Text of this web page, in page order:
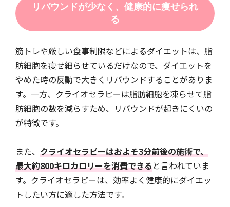
リバウンドが少なく、健康的に痩せられ
る
筋トレや厳しい食事制限などによるダイエットは、脂
肪細胞を痩せ細らせているだけなので、ダイエットを
やめた時の反動で大きくリバウンドすることがありま
す。一方、クライオセラピーは脂肪細胞を凍らせて脂
肪細胞の数を減らすため、リバウンドが起きにくいの
が特徴です。
また、 クライオセラピーはおよそ3分前後の施術で、
最大約800キロカロリーを消費できると言われていま
す。クライオセラピーは、効率よく健康的にダイエッ
トしたい方に適した方法です。